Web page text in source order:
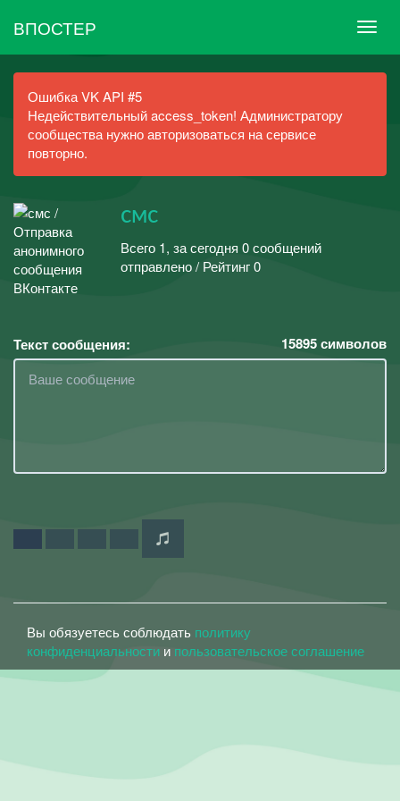
ВПОСТЕР
Ошибка VK API #5
Недействительный access_token! Администратору
сообщества нужно авторизоваться на сервисе
повторно.
смс
Всего 1, за сегодня 0 сообщений
отправлено / Рейтинг 0
Текст сообщения: 15895символов
Вы обязуетесь соблюдать политику
конфиденциальности и пользовательское соглашение